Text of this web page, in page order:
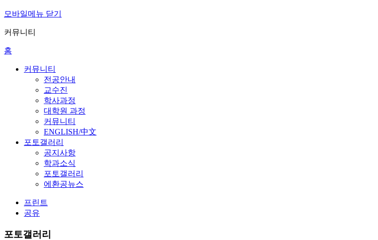
모바일메뉴 닫기
커뮤니티
홈
커뮤니티
전공안내
교수진
학사과정
대학원 과정
커뮤니티
ENGLISH/中文
포토갤러리
공지사항
학과소식
포토갤러리
에환공뉴스
프린트
공유
포토갤러리